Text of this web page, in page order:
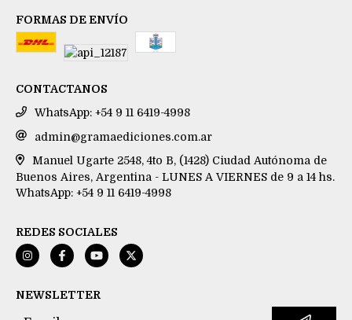
FORMAS DE ENVÍO
CONTACTANOS
WhatsApp: +54 9 11 6419-4998
admin@gramaediciones.com.ar
Manuel Ugarte 2548, 4to B, (1428) Ciudad Autónoma de
Buenos Aires, Argentina - LUNES A VIERNES de 9 a 14 hs.
WhatsApp: +54 9 11 6419-4998
REDES SOCIALES
NEWSLETTER